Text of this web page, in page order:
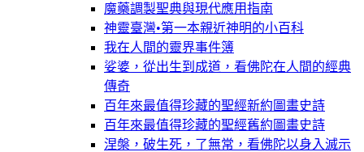
魔藥調製聖典與現代應用指南
神靈臺灣•第一本親近神明的小百科
我在人間的靈界事件簿
娑婆，從出生到成道，看佛陀在人間的經典
傳奇
百年來最值得珍藏的聖經新約圖畫史詩
百年來最值得珍藏的聖經舊約圖畫史詩
涅槃，破生死，了無常，看佛陀以身入滅示